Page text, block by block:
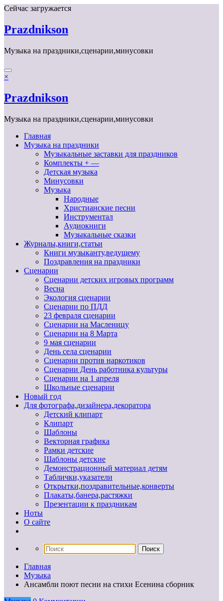
Перейти
содержимому
Сейчас загружается
Prazdnikson
Музыка на праздники,сценарии,минусовки
×
Prazdnikson
Музыка на праздники,сценарии,минусовки
Главная
Музыка на праздники
Музыкальные заставки для праздников
Комплекты + —
Детская музыка
Минусовки
Музыка
Народные
Христианские песни
Инструментал
Аудиокниги
Музыкальные сказки
Журналы,книги,статьи
Книги музыканту,ведущему
Поздравления на праздники
Сценарии
Сценарии детских игровых программ
Весна
Экология сценарии
Сценарии по ПДД
23 февраля сценарии
Сценарии на Масленицу
Сценарии на 8 Марта
9 мая сценарии
День села сценарии
Сценарии против наркотиков
Сценарии День работника культуры
Сценарии на 1 апреля
Школьные сценарии
Новый год
Для фотографа,дизайнера,декоратора
Детский клипарт
Клипарт
Шаблоны
Векторная графика
Рамки детские
Шаблоны детские
Демонстрационный материал детям
Таблички,указатели
Открытки,поздравительные,конверты
Плакаты,банера,растяжки
Презентации к праздникам
Ноты
О сайте
Главная
Музыка
Ансамбли поют песни на стихи Есенина сборник